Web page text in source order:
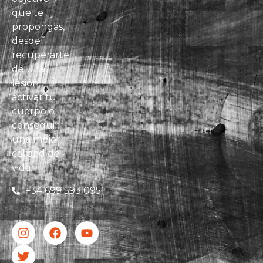
que te
propongas,
desde
recuperarte
de una
lesión,
activar tu
cuerpo o
conseguir
una mejor
calidad de
vida.
+34 699 593 095